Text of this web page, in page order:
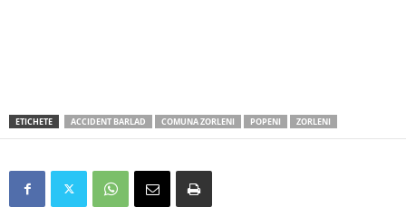
ETICHETE ACCIDENT BARLAD COMUNA ZORLENI POPENI ZORLENI